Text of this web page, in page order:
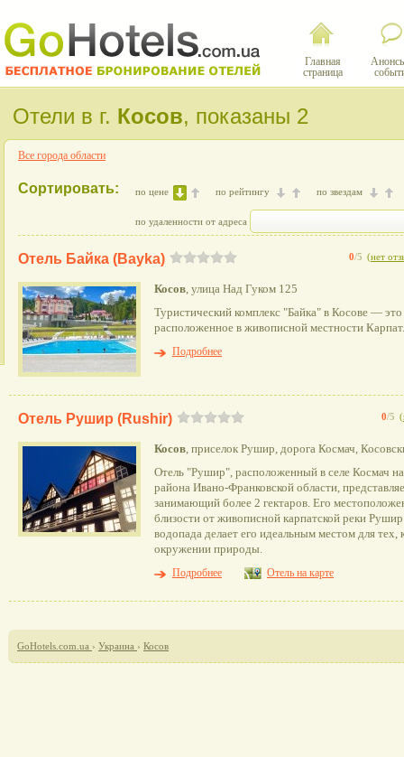
Главная
страница
Отели в г. Косов, показаны 2
Все города области
Сортировать: по цене по рейтингу по звездам
по удаленности от адреса
0/5 (нет
Отель Байка (Bayka)
Косов, улица Над Гуком 125
Туристический комплекс "Байка" в Косове — это
расположенное в живописной местности Карпат.
Подробнее
0/5 (
Отель Рушир (Rushir)
Косов, приселок Рушир, дорога Космач,
Отель "Рушир", расположенный в селе Космач
района Ивано-Франковской области,
занимающий более 2 гектаров. Его
близости от живописной карпатской реки
водопада делает его идеальным местом для
окружении природы.
Подробнее
Отель на карте
GoHotels.com.ua › Украина › Косов